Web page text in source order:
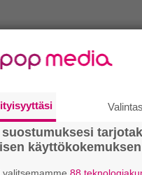
käyttökokemuksen